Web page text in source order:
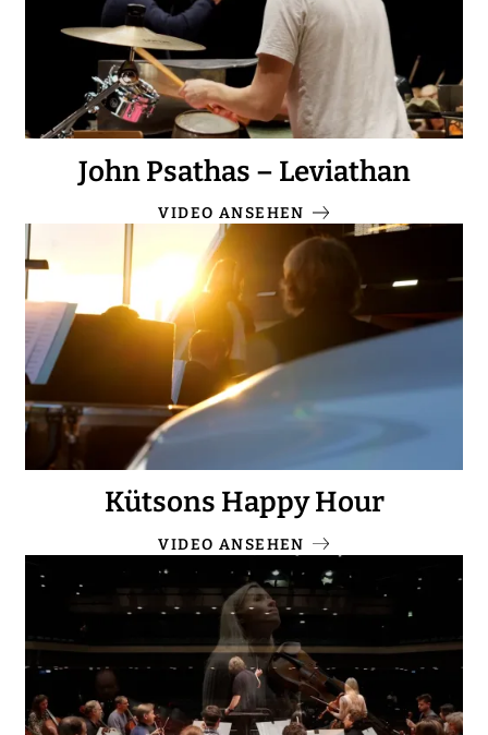
John Psathas – Leviathan
VIDEO ANSEHEN
Kütsons Happy Hour
VIDEO ANSEHEN